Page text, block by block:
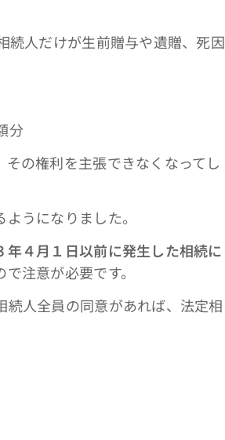
人だけが生前贈与や遺贈、死因
分
の権利を主張できなくなってし
うになりました。
年４月１日以前に発生した相続に
で注意が必要です。
人全員の同意があれば、法定相